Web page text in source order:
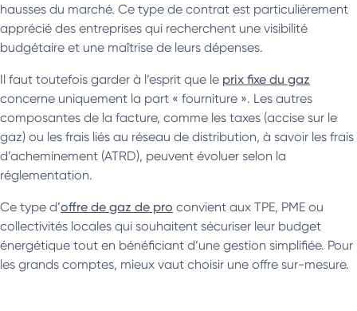
hausses du marché. Ce type de contrat est particulièrement
apprécié des entreprises qui recherchent une visibilité
budgétaire et une maîtrise de leurs dépenses.
Il faut toutefois garder à l’esprit que le prix fixe du gaz
concerne uniquement la part « fourniture ». Les autres
composantes de la facture, comme les taxes (accise sur le
gaz) ou les frais liés au réseau de distribution, à savoir les frais
d’acheminement (ATRD), peuvent évoluer selon la
réglementation.
Ce type d’offre de gaz de pro convient aux TPE, PME ou
collectivités locales qui souhaitent sécuriser leur budget
énergétique tout en bénéficiant d’une gestion simplifiée. Pour
les grands comptes, mieux vaut choisir une offre sur-mesure.